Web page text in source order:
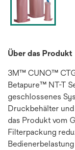
Über das Produkt
3M™ CUNO™
Betapure™ NT-T
geschlossenes
Druckbehälter
das Produkt vom
Filterpackung